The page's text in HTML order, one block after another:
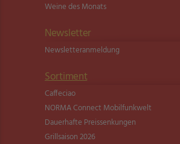
Weine des Monats
Newsletter
Newsletter­anmeldung
Sortiment
Caffeciao
NORMA Connect Mobilfunkwelt
Dauerhafte Preissenkungen
Grillsaison 2026